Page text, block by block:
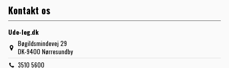
Kontakt os
Ude-leg.dk
Bøgildsmindevej 29
DK-9400 Nørresundby
3510 5600